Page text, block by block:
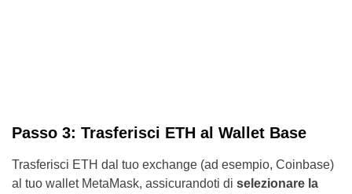
Passo 3: Trasferisci ETH al Wallet Base
Trasferisci ETH dal tuo exchange (ad esempio, Coinbase)
al tuo wallet MetaMask, assicurandoti di selezionare la